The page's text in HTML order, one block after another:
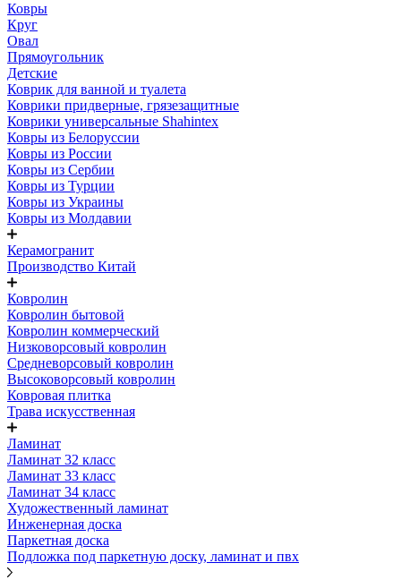
Ковры
Круг
Овал
Прямоугольник
Детские
Коврик для ванной и туалета
Коврики придверные, грязезащитные
Коврики универсальные Shahintex
Ковры из Белоруссии
Ковры из России
Ковры из Сербии
Ковры из Турции
Ковры из Украины
Ковры из Молдавии
Керамогранит
Производство Китай
Ковролин
Ковролин бытовой
Ковролин коммерческий
Низковорсовый ковролин
Средневорсовый ковролин
Высоковорсовый ковролин
Ковровая плитка
Трава искусственная
Ламинат
Ламинат 32 класс
Ламинат 33 класс
Ламинат 34 класс
Художественный ламинат
Инженерная доска
Паркетная доска
Подложка под паркетную доску, ламинат и пвх